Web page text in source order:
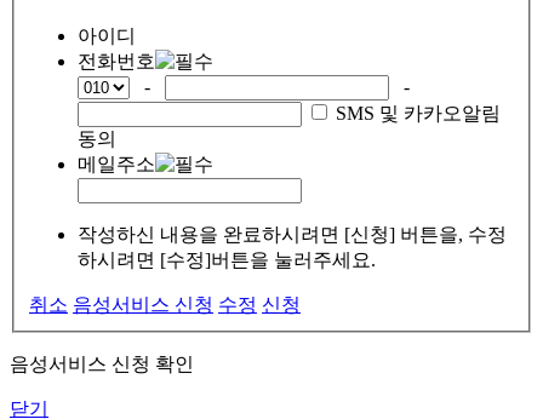
아이디
전화번호
-
-
SMS 및 카카오알림
동의
메일주소
작성하신 내용을 완료하시려면 [신청] 버튼을, 수정
하시려면 [수정]버튼을 눌러주세요.
취소 음성서비스 신청 수정 신청
음성서비스 신청 확인
닫기